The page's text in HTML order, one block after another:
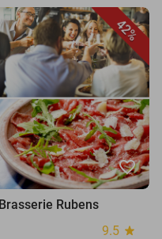
42%
favorite_border
Rubens
9.5 star